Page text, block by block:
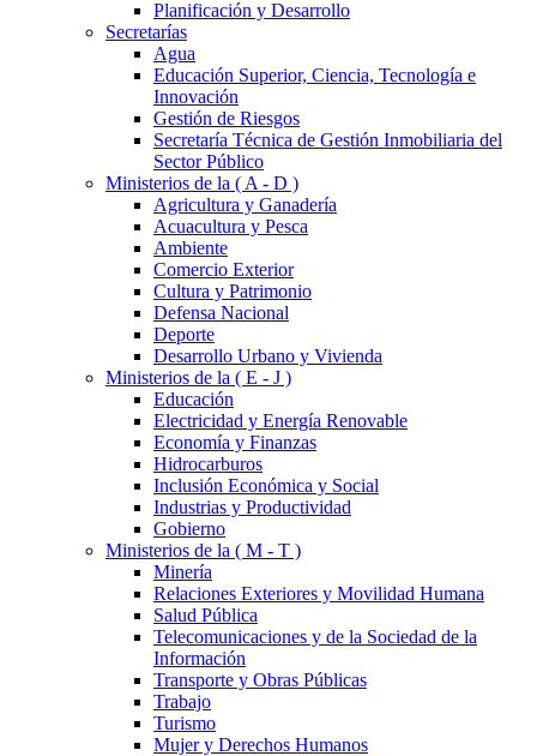
Planificación y Desarrollo
Secretarías
Agua
Educación Superior, Ciencia, Tecnología e
Innovación
Gestión de Riesgos
Secretaría Técnica de Gestión Inmobiliaria del
Sector Público
Ministerios de la ( A - D )
Agricultura y Ganadería
Acuacultura y Pesca
Ambiente
Comercio Exterior
Cultura y Patrimonio
Defensa Nacional
Deporte
Desarrollo Urbano y Vivienda
Ministerios de la ( E - J )
Educación
Electricidad y Energía Renovable
Economía y Finanzas
Hidrocarburos
Inclusión Económica y Social
Industrias y Productividad
Gobierno
Ministerios de la ( M - T )
Minería
Relaciones Exteriores y Movilidad Humana
Salud Pública
Telecomunicaciones y de la Sociedad de la
Información
Transporte y Obras Públicas
Trabajo
Turismo
Mujer y Derechos Humanos